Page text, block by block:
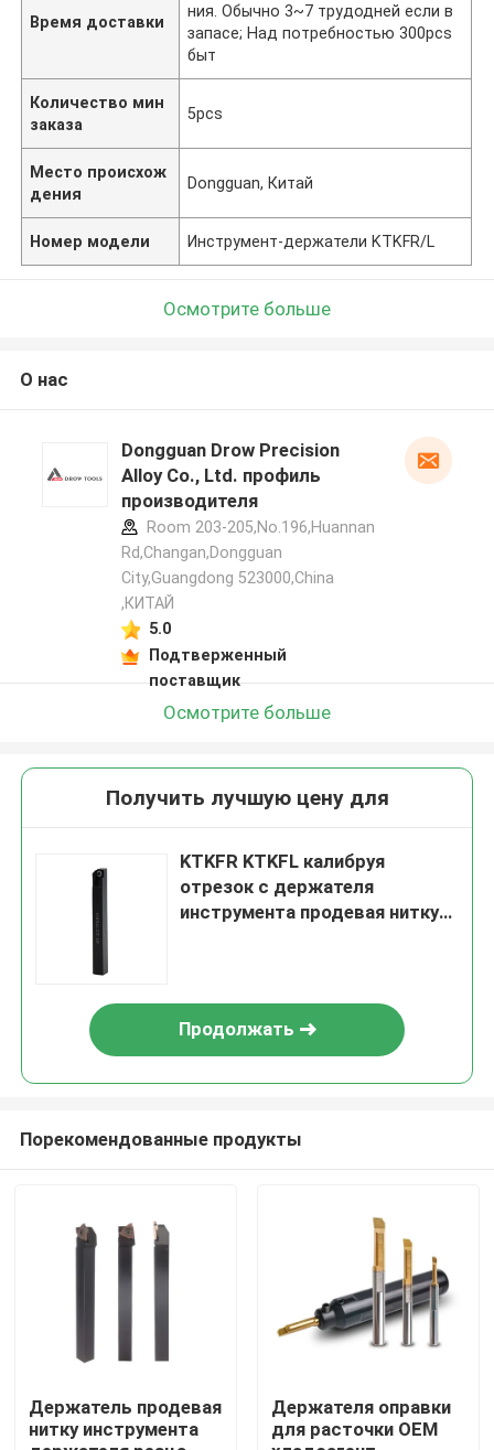
VR - шоу
Время доставки
ния. Обычно 3~7 трудодней если в
запасе; Над потребностью 300pcs
быт
Количество мин
заказа
5pcs
Место происхож
дения
Dongguan, Китай
Номер модели Инструмент-держатели KTKFR/L
Осмотрите больше
О нас
Dongguan Drow Precision
Alloy Co., Ltd. профиль
производителя
Room 203-205,No.196,Huannan
Rd,Changan,Dongguan
City,Guangdong 523000,China
,КИТАЙ
5.0
Подтверженный
поставщик
Осмотрите больше
Получить лучшую цену для
KTKFR KTKFL калибруя
отрезок с держателя
инструмента продевая нитку
Продолжать
Порекомендованные продукты
Держатель продевая
нитку инструмента
Держателя оправки
для расточки OEM